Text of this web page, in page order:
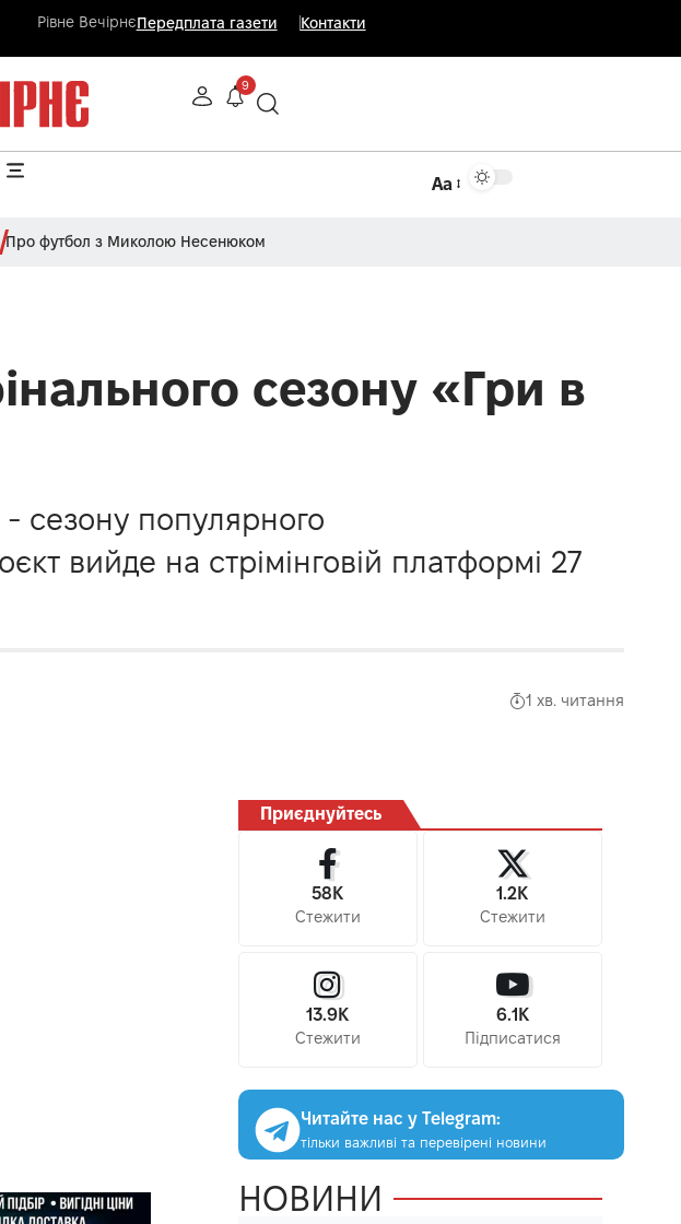
Рівне ВечірнєПередплата газети Контакти
9
Аа
Про футбол з Миколою Несенюком
сезону «Гри в
сезону популярного
вийде на стрімінговій платформі 27
1 хв. читання
Приєднуйтесь
58K
Стежити
1.2K
Стежити
13.9K
Стежити
6.1K
Підписатися
Читайте нас у Telegram:
тільки важливі та перевірені новини
НОВИНИ